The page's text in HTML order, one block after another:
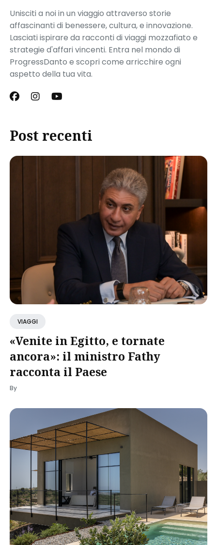
Unisciti a noi in un viaggio attraverso storie
affascinanti di benessere, cultura, e innovazione.
Lasciati ispirare da racconti di viaggi mozzafiato e
strategie d'affari vincenti. Entra nel mondo di
ProgressDanto e scopri come arricchire ogni
aspetto della tua vita.
Post recenti
VIAGGI
«Venite in Egitto, e tornate
ancora»: il ministro Fathy
racconta il Paese
By